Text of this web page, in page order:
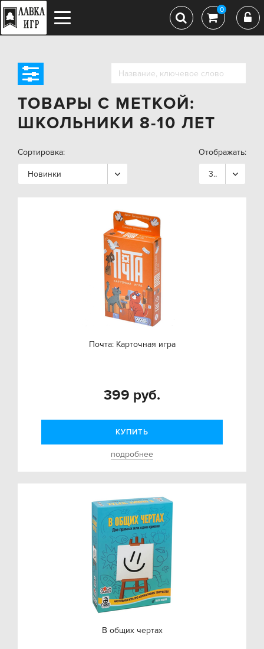
0
ТОВАРЫ С МЕТКОЙ:
ШКОЛЬНИКИ 8-10 ЛЕТ
Сортировка:
Новинки
Отображать:
36
Почта: Карточная игра
399 руб.
КУПИТЬ
подробнее
В общих чертах